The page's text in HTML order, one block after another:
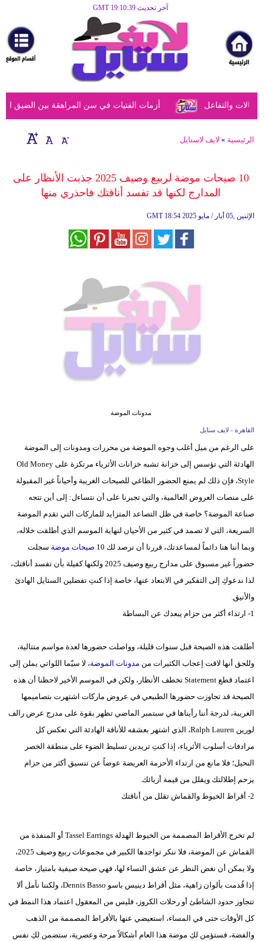
آخر تحديث GMT 19:10:39
مرأة
أزياء
أزياء
إسلامية
صحة
أزمات الفتيات في سن المراهقة بين الضيق والتفاعل
الرئيسية » لايف لاستايل
10 صيحات موضة لربيع وصيف 2025 جذبت الأنظار على
المدارج لكنها قد تفسد أناقتك فاحذري منها
GMT 18:54 2025 الإثنين ,05 أيار / مايو
مدونات الموضة
القاهرة - لايف ستايل
على الرغم من ميل أغلب وجوه الموضة من محررات ومدونات إلى الموضة
الهادئة التي تؤسس إلى خزانة تشبه خزانات الأثرياء مرتكزة على Old Money
Style، فإن ذلك لم يمنع الحضور الطاغي للصيحات الغريبة وأحياناً غير المقبولة
على منصات العروض العالمية، والتي تجبرنا على أن نتساءل: إلى أين تتجه
صناعة الموضة؟ خاصة في ظل التصاعد المتزايد للماركات التي تقدم الموضة
السريعة، التي لا تصمد في كثير من الأحيان لنهاية الموسم الذي أطلقت خلاله،
وبما أننا هنا دائماً لمساعدتك، قررنا أن نرصد لك 10
صيحات موضة سجلت
حضوراً غير مسبوق على مدارج ربيع وصيف 2025 ولكنها كفيلة بأن تفسد أناقتك،
لذا ندعوكِ إلى التفكير في الابتعاد عنها، خاصة إذا كنتِ تفضلين الستايل الهادئ
والأنيق.
1- ارتداء أكثر من حزام يبعدك عن البساطة
أطلقت هذه الصيحة قبل سنوات قليلة، وواصلت حضورها لعدة مواسم متتالية،
وللحق أنها لاقت إعجاب الكثيرات من مدونات الموضة، لا سيّما اللواتي يملن إلى
اعتماد قطع Statement تخطف الأنظار، ولكن في الموسم الأخير لاحظنا أن هذه
الصيحة قد تجاوزت حضورها الطبيعي في عروض ماركات اشتهرت بتصاميمها
الغريبة، لدرجة أننا رأيناها في سبتمبر الماضي تظهر بقوة على مدرج عرض رالف
لورين Ralph Lauren، الذي اشتهر بعشقه للأناقة الهادئة التي تعكس كل
مرادفات أسلوب الأثرياء، إذا كنتِ تريدين تسليط الضوء على منطقة الخصر
النحيل؛ فلا مانع من ارتداء الأحزمة العريضة عوضاً عن تنسيق أكثر من حزام
يزحم إطلالتك ويقلل من قيمة أزيائك.
2- أقراط الخيوط والقماش تقلل من أناقتك
لم تخرج الأقراط المصممة من الخيوط الهدلة Tassel Earrings أو المنفذة من
القماش عن الموضة، فلا ننكر تواجدها الكبير في مجموعات ربيع وصيف 2025،
ولا يمكن أن نغض النظر عن عشق النساء لها، فهي صيحة صيفية بامتياز، خاصة
إذا قُدمت بألوان زاهية، مثل أقراط دينيس باسو Dennis Basso، ولكننا نأمل ألا
تتجاوز حدود الشاطئ أو رحلات الكروز، فليس من المعقول اعتماد هذا النمط في
كل الأوقات حتى في المساء، استعيضي عنها بالأقراط المصممة من الذهب
والفضة، فستؤمن لكِ موضة هذا العام أشكالاً مرحة وعصرية، ستضمن لكِ نفس